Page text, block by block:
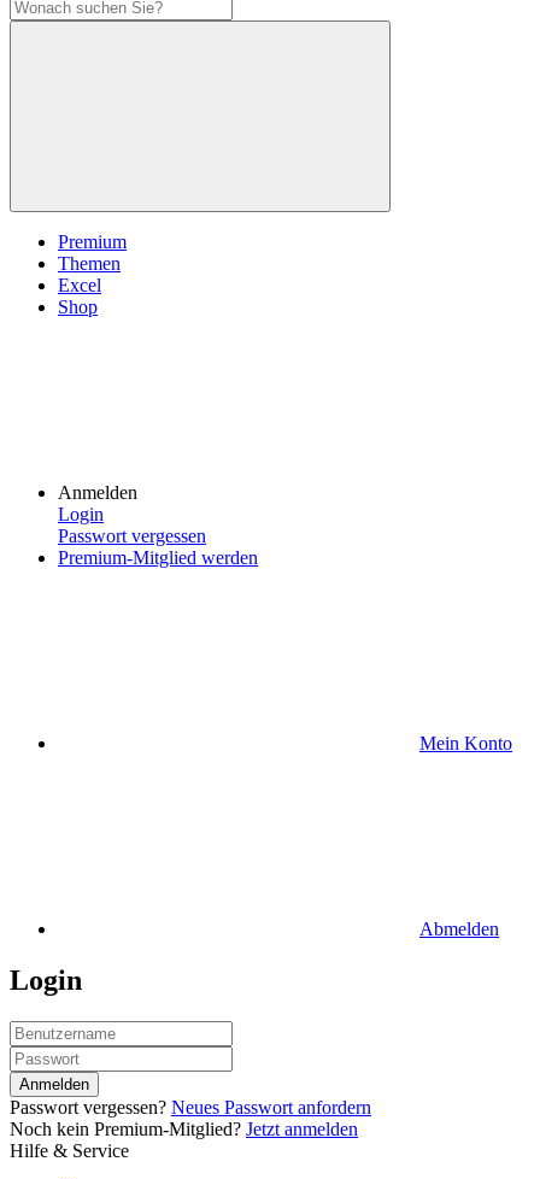
Premium
Themen
Excel
Shop
Anmelden
Login
Passwort vergessen
Premium-Mitglied werden
Mein Konto
Abmelden
Login
Anmelden
Passwort vergessen? Neues Passwort anfordern
Noch kein Premium-Mitglied? Jetzt anmelden
Hilfe & Service